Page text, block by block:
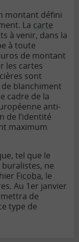
montant défini
La carte
à venir, dans la
à toute
de montant
les cartes
sont
blanchiment
cadre de la
anti-
de l’identité
maximum
tel que le
ne
Ficoba, le
Au 1er janvier
de
type de